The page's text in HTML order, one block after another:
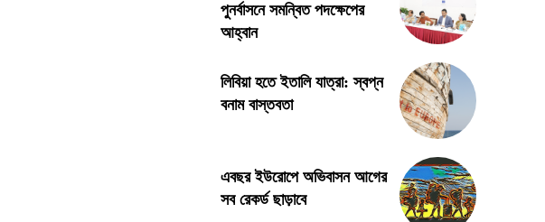
পুনর্বাসনে সমন্বিত পদক্ষেপের
আহ্বান
লিবিয়া হতে ইতালি যাত্রা: স্বপ্ন
বনাম বাস্তবতা
এবছর ইউরোপে অভিবাসন আগের
সব রেকর্ড ছাড়াবে